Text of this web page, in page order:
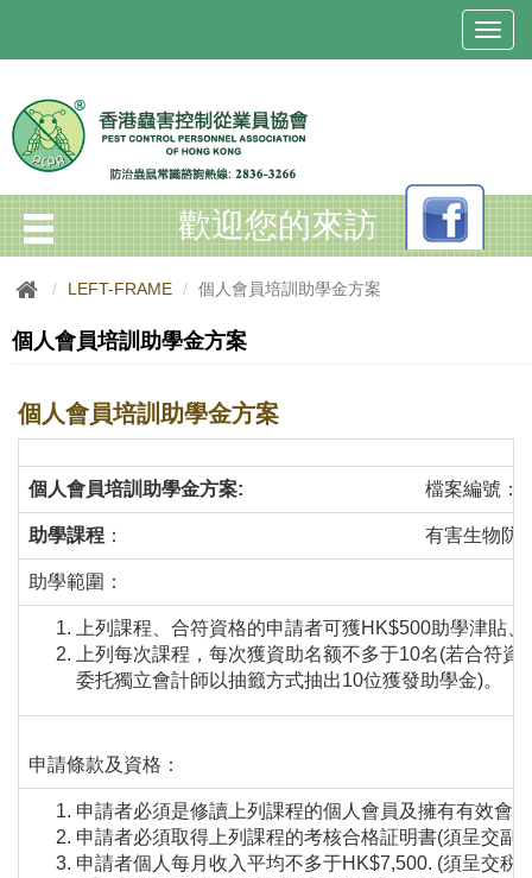
T
o
a
v
i
歡迎您的來訪
LEFT-FRAME 個人會員培訓助學金方案
個人會員培訓助學金方案
個人會員培訓助學金方案
個人會員培訓助學金方案: 檔案編號：
助學課程 ： 有害生物防
助學範圍：
上列課程、合符資格的申請者可獲HK$500助學津貼、
上列每次課程，每次獲資助名额不多于10名(若合符
委托獨立會計師以抽籤方式抽出10位獲發助學金)。
申請條款及資格：
申請者必須是修讀上列課程的個人會員及擁有有效會
申請者必須取得上列課程的考核合格証明書(須呈交副
申請者個人每月收入平均不多于HK$7,500. (須呈交税